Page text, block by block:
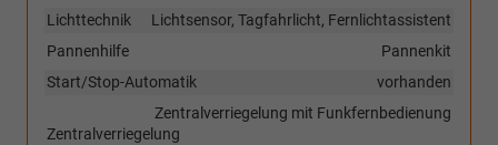
Lichtsensor, Tagfahrlicht, Fernlichtassistent
Lichttechnik
Pannenkit
Pannenhilfe
vorhanden
Start/Stop-Automatik
Zentralverriegelung mit Funkfernbedienung
Zentralverriegelung